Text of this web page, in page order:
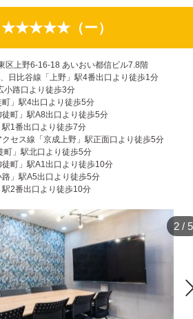
★★★★★（ー）
区上野6-16-18 あいおい都信ビル7.8階
日比谷線「上野」駅4番出口より徒歩1分
小路口より徒歩3分
」駅4出口より徒歩5分
町」駅A8出口より徒歩5分
1番出口より徒歩7分
セス線「京成上野」駅正面口より徒歩5分
町」駅北口より徒歩5分
町」駅A1出口より徒歩10分
」駅A5出口より徒歩5分
2番出口より徒歩10分
2 / 5